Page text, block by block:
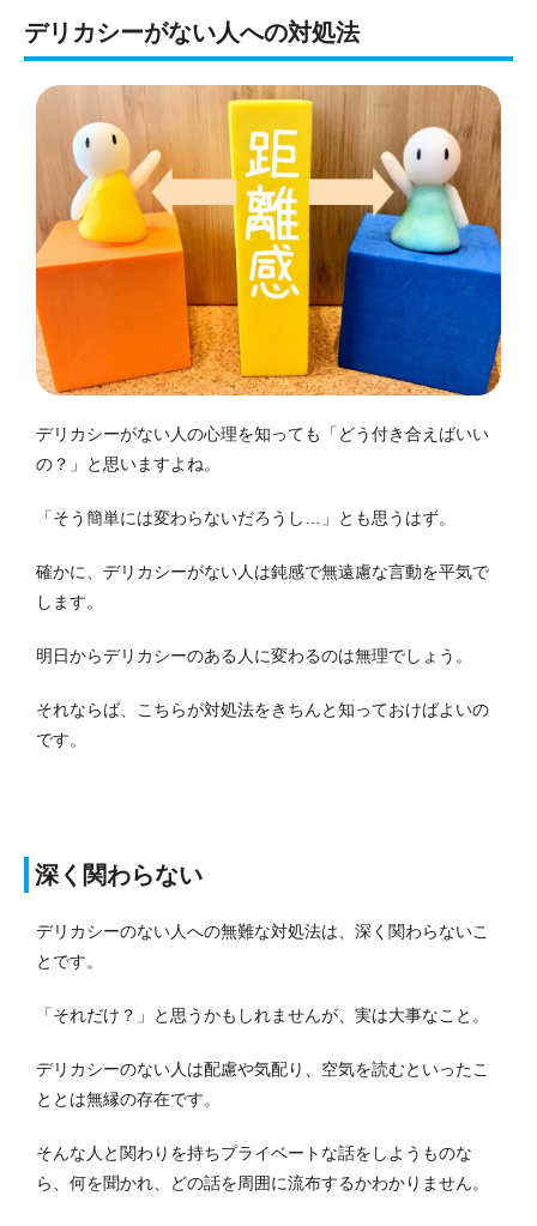
デリカシーがない人への対処法
デリカシーがない人の心理を知っても「どう付き合えばいい
の？」と思いますよね。
「そう簡単には変わらないだろうし…」とも思うはず。
確かに、デリカシーがない人は鈍感で無遠慮な言動を平気で
します。
明日からデリカシーのある人に変わるのは無理でしょう。
それならば、こちらが対処法をきちんと知っておけばよいの
です。
深く関わらない
デリカシーのない人への無難な対処法は、深く関わらないこ
とです。
「それだけ？」と思うかもしれませんが、実は大事なこと。
デリカシーのない人は配慮や気配り、空気を読むといったこ
ととは無縁の存在です。
そんな人と関わりを持ちプライベートな話をしようものな
ら、何を聞かれ、どの話を周囲に流布するかわかりません。